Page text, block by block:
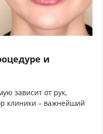
и
зависит от рук,
клиники – важнейший